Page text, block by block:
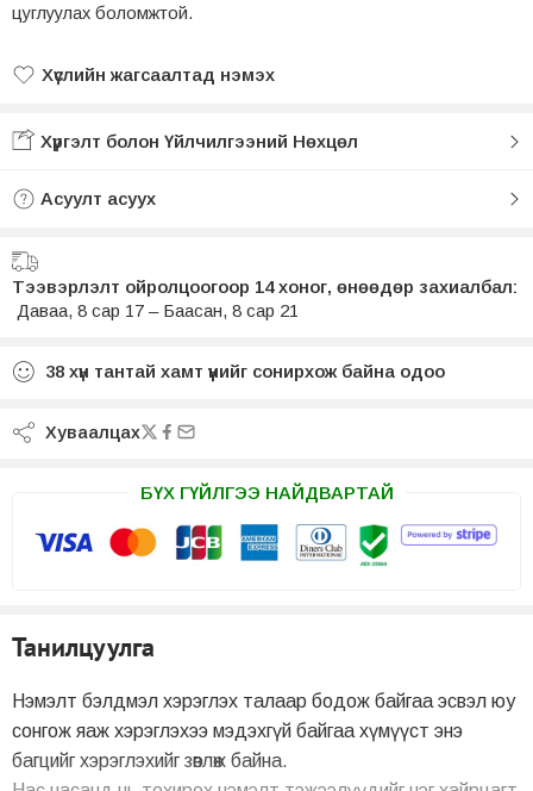
цуглуулах боломжтой.
Хүслийн жагсаалтад нэмэх
Хүргэлт болон Үйлчилгээний Нөхцөл
Асуулт асуух
Тээвэрлэлт ойролцоогоор 14 хоног, өнөөдөр захиалбал:
Даваа, 8 сар 17 – Баасан, 8 сар 21
38 хүн тантай хамт үүнийг сонирхож байна одоо
Хуваалцах
БҮХ ГҮЙЛГЭЭ НАЙДВАРТАЙ
Танилцуулга
Нэмэлт бэлдмэл хэрэглэх талаар бодож байгаа эсвэл юу
сонгож яаж хэрэглэхээ мэдэхгүй байгаа хүмүүст энэ
багцийг хэрэглэхийг зөвлөж байна.